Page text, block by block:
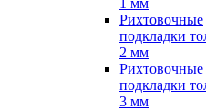
1 мм
Рихтовочные
подкладки
2 мм
Рихтовочные
подкладки
3 мм